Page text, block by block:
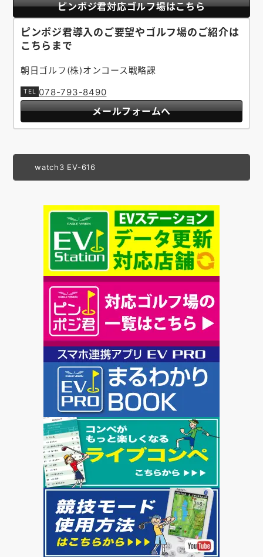
ピンポジ君対応ゴルフ場はこちら
ピンポジ君導入のご要望やゴルフ場のご紹介は
こちらまで
朝日ゴルフ(株)オンコース戦略課
078-793-8490
メールフォームへ
watch3 EV-616